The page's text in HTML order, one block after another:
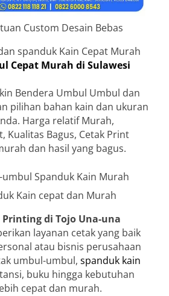
spanduk Kain Cepat Murah
Cepat Murah di Sulawesi
Bendera Umbul Umbul dan
pilihan bahan kain dan ukuran
Harga relatif Murah,
Kualitas Bagus, Cetak Print
dan hasil yang bagus.
di Tojo Una-una
layanan cetak yang baik
atau bisnis perusahaan
umbul-umbul, spanduk kain
buku hingga kebutuhan
cepat dan murah.